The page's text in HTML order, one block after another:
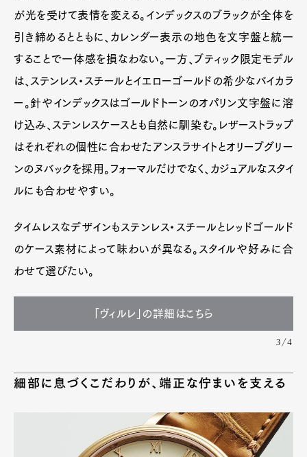
が光を受けて表情を変える。インデックスのブラックが全体を
引き締めるとともに、カレンダー表示の地色を文字盤と統一
することで一体感を損なわない。一方、ブティック限定モデル
は、ステンレス・スチールとイエローゴールドの希少なバイカラ
ー。針やインデックスはゴールドトーンのオパリン文字盤に溶
け込み、ステンレスケースとも自然に馴染む。レザーストラップ
はそれぞれの個性に合わせたアンスラサイトとオリーブグリー
ンのヌバックを採用。フォーマルだけでなく、カジュアルなスタイ
ルにも合わせやすい。
タイムレスなデザインもステンレス・スチールとレッドゴールド
のケース素材によって味わいが異なる。スタイルや好みに合
わせて選びたい。
「ヴィルレ」の詳細はこちら
3/4
細部に息づくこだわりが、端正な佇まいを支える